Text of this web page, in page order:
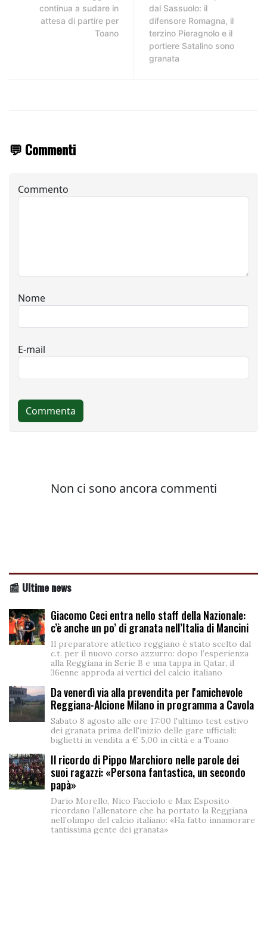
continua a sudare in
attesa di partire per
Toano
dal Sassuolo: il
difensore Romagna, il
terzino Pieragnolo e il
portiere Satalino sono
granata
💬 Commenti
📰 Ultime news
Giacomo Ceci entra nello staff della Nazionale:
c’è anche un po’ di granata nell’Italia di Mancini
Il preparatore atletico reggiano è stato scelto dal
c.t. per il nuovo corso azzurro: dopo l’esperienza
alla Reggiana in Serie B e una tappa in Qatar, il
36enne approda ai vertici del calcio italiano
Da venerdì via alla prevendita per l'amichevole
Reggiana-Alcione Milano in programma a Cavola
Sabato 8 agosto alle ore 17:00 l'ultimo test estivo
dei granata prima dell'inizio delle gare ufficiali:
biglietti in vendita a € 5,00 in città e a Toano
Il ricordo di Pippo Marchioro nelle parole dei
suoi ragazzi: «Persona fantastica, un secondo
papà»
Dario Morello, Nico Facciolo e Max Esposito
ricordano l’allenatore che ha portato la Reggiana
nell’olimpo del calcio italiano: «Ha fatto innamorare
tantissima gente dei granata»